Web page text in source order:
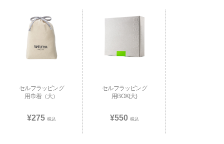
セルフラッピング
用巾着（大）
¥275 税込
セルフラッピング
用BOX(大)
¥550 税込